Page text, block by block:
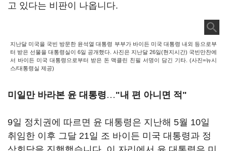
고 있다는 비판이 나옵니다.
지난달 미국을 국빈 방문한 윤석열 대통령 부부가 바이든 미국 대통령 내외 등으로부
터 받은 선물을 대통령실이 6일 공개했다. 사진은 지난달 26일(현지시간) 국빈만찬에
서 바이든 미국 대통령으로부터 받은 돈 맥클린 친필 서명이 담긴 기타. (사진=뉴시
스/대통령실 제공)
미일만 바라본 윤 대통령 …"내 편 아니면 적"
9일 정치권에 따르면 윤 대통령은 지난해 5월 10일
취임한 이후 그달 21일 조 바이든 미국 대통령과 정